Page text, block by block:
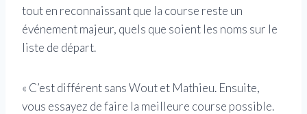
tout en reconnaissant que la course reste un
événement majeur, quels que soient les noms sur le
liste de départ.
« C’est différent sans Wout et Mathieu. Ensuite,
vous essayez de faire la meilleure course possible.